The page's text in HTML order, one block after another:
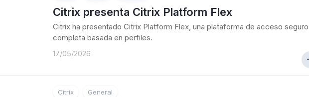
Citrix presenta Citrix Platform Flex
Citrix ha presentado Citrix Platform Flex, una plataforma de acceso seguro
completa basada en perfiles.
17/05/2026
Citrix General